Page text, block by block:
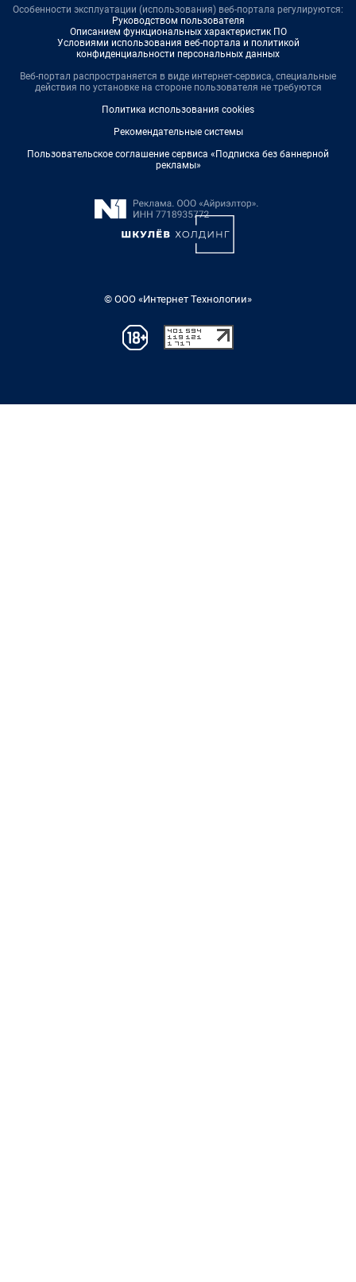
Особенности эксплуатации (использования) веб-портала регулируются:
Руководством пользователя
Описанием функциональных характеристик ПО
Условиями использования веб-портала и политикой
конфиденциальности персональных данных
Веб-портал распространяется в виде интернет-сервиса, специальные
действия по установке на стороне пользователя не требуются
Политика использования cookies
Рекомендательные системы
Пользовательское соглашение сервиса «Подписка без баннерной
рекламы»
© ООО «Интернет Технологии»